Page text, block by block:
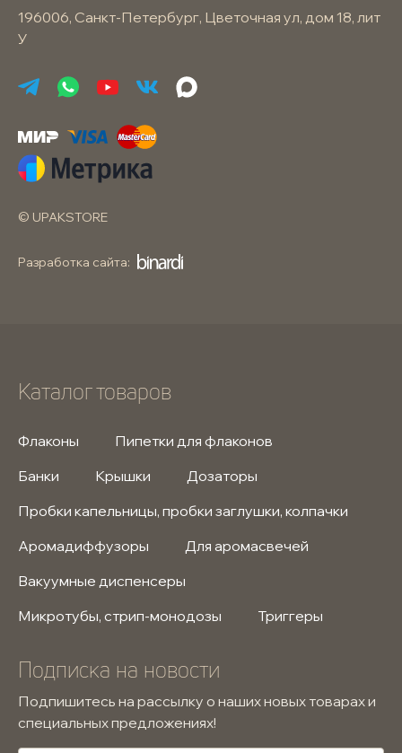
196006, Санкт-Петербург, Цветочная ул, дом 18, лит
У
© UPAKSTORE
Разработка сайта:
Каталог товаров
Флаконы
Пипетки для флаконов
Банки
Крышки
Дозаторы
Пробки капельницы, пробки заглушки, колпачки
Аромадиффузоры
Для аромасвечей
Вакуумные диспенсеры
Микротубы, стрип-монодозы
Триггеры
Подписка на новости
Подпишитесь на рассылку о наших новых товарах и
специальных предложениях!